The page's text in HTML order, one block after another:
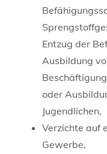
Entzug der
Ausbildung
oder
Jugendlichen,
Verzichte auf
Gewerbe,